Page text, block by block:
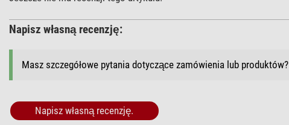
Napisz własną recenzję:
Masz szczegółowe pytania dotyczące zamówienia lub produktów?
Napisz własną recenzję.